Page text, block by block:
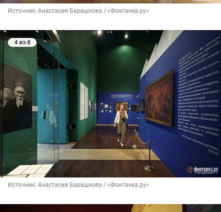
Источник: Анастасия Барашкова / «Фонтанка.ру»
4 из 8
Источник: Анастасия Барашкова / «Фонтанка.ру»